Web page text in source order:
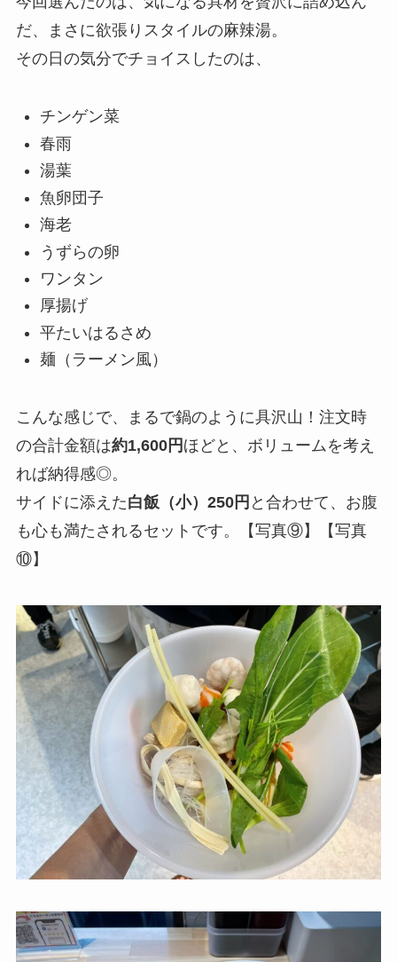
だ、まさに欲張りスタイルの麻辣湯。
その日の気分でチョイスしたのは、
チンゲン菜
春雨
湯葉
魚卵団子
海老
うずらの卵
ワンタン
厚揚げ
平たいはるさめ
麺（ラーメン風）
こんな感じで、まるで鍋のように具沢山！注文時
の合計金額は約1,600円 ほどと、ボリュームを考え
れば納得感◎。
サイドに添えた白飯（小）250円 と合わせて、お腹
も心も満たされるセットです。【写真⑨】【写真
⑩】